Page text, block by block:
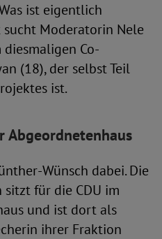
ist eigentlich
Moderatorin Nele
Co-
(18), der selbst Teil
ist.
Abgeordnetenhaus
Wünsch dabei. Die
für die CDU im
und ist dort als
ihrer Fraktion